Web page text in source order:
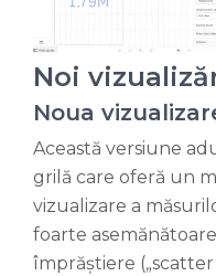
Noi
Noua
Această versiune
grilă care oferă un
vizualizare a
foarte
împrăștiere